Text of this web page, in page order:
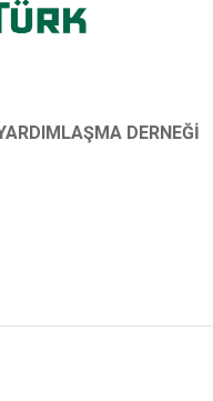
DERNEĞİ